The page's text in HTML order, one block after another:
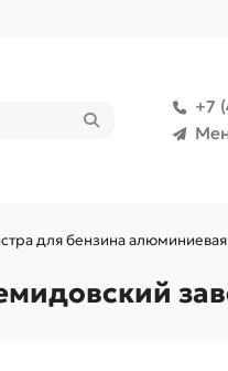
+7
для бензина